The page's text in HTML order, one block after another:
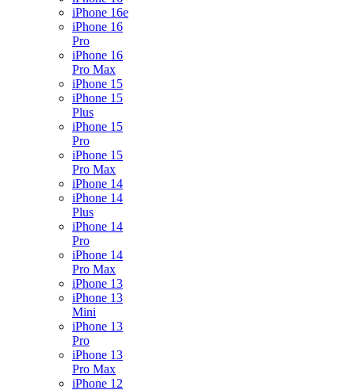
iPhone 16e
iPhone 16
Pro
iPhone 16
Pro Max
iPhone 15
iPhone 15
Plus
iPhone 15
Pro
iPhone 15
Pro Max
iPhone 14
iPhone 14
Plus
iPhone 14
Pro
iPhone 14
Pro Max
iPhone 13
iPhone 13
Mini
iPhone 13
Pro
iPhone 13
Pro Max
iPhone 12